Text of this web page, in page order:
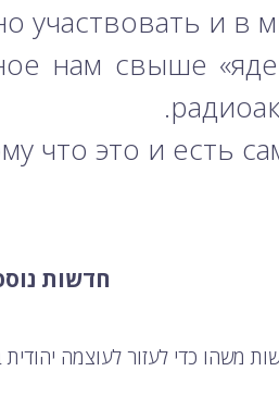
участвовать и в
нам свыше
что это и есть
חדשות